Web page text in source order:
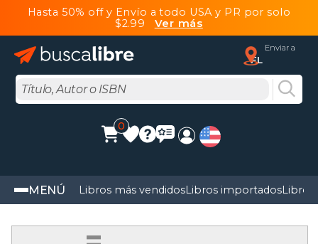
Hasta 50% off y Envío a todo USA y PR por solo
$2.99 Ver más
Enviar a
FL
0
MENÚ Libros más vendidosLibros importadosLibros